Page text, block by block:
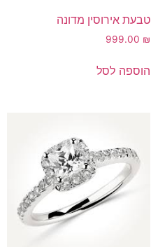
טבעת אירוסין מדונה
999.00 ₪
הוספה לסל